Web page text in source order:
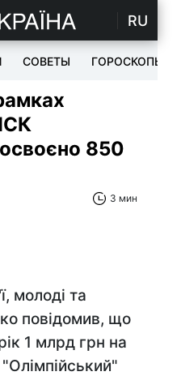
RU
СОВЕТЫ ГОРОСКОПЫ
850
3 мин
молоді та
повідомив, що
1 млрд грн на